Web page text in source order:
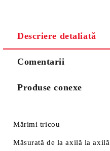
Descriere detaliată
Comentarii
Produse conexe
Mărimi tricou
Măsurată de la axilă la axilă